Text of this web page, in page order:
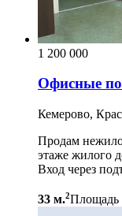
1 200 000
Офисные
Кемерово,
Продам
этаже жилого
Вход через
33 м.2Площадь